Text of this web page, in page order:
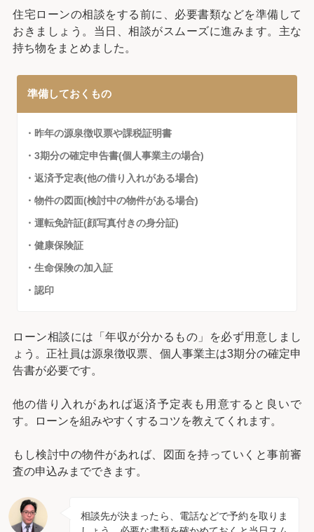
住宅ローンの相談をする前に、必要書類などを準備して
おきましょう。当日、相談がスムーズに進みます。主な
持ち物をまとめました。
準備しておくもの
・昨年の源泉徴収票や課税証明書
・3期分の確定申告書(個人事業主の場合)
・返済予定表(他の借り入れがある場合)
・物件の図面(検討中の物件がある場合)
・運転免許証(顔写真付きの身分証)
・健康保険証
・生命保険の加入証
・認印
ローン相談には「年収が分かるもの」を必ず用意しまし
ょう。正社員は源泉徴収票、個人事業主は3期分の確定申
告書が必要です。
他の借り入れがあれば返済予定表も用意すると良いで
す。ローンを組みやすくするコツを教えてくれます。
もし検討中の物件があれば、図面を持っていくと事前審
査の申込みまでできます。
相談先が決まったら、電話などで予約を取りま